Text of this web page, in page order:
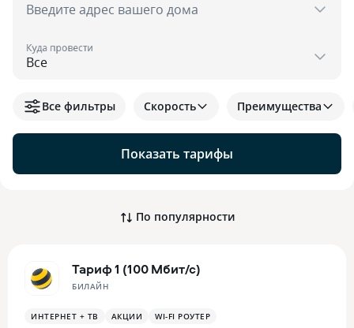
Введите адрес вашего дома
Куда провести
Показать тарифы
Все фильтры Скорость Преимущества
По популярности
Тариф 1 (100 Мбит/с)
БИЛАЙН
ИНТЕРНЕТ + ТВ АКЦИИ WI-FI РОУТЕР